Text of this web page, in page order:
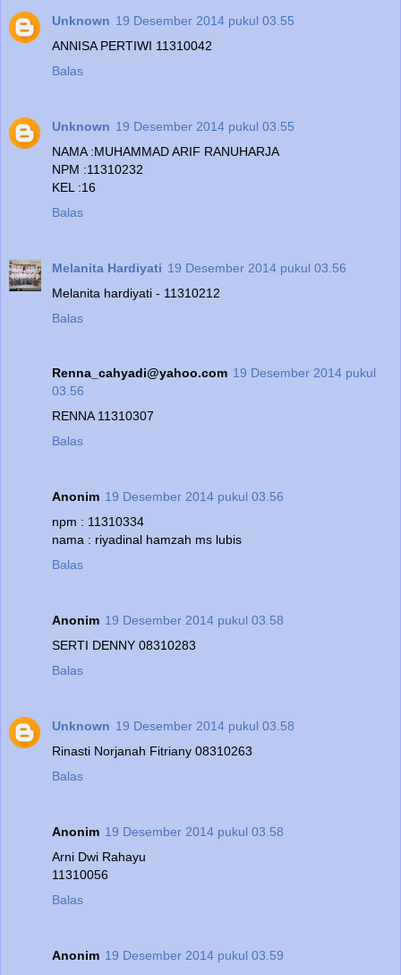
Unknown 19 Desember 2014 pukul 03.55
ANNISA PERTIWI 11310042
Balas
Unknown 19 Desember 2014 pukul 03.55
NAMA :MUHAMMAD ARIF RANUHARJA
NPM :11310232
KEL :16
Balas
Melanita Hardiyati 19 Desember 2014 pukul 03.56
Melanita hardiyati - 11310212
Balas
Renna_cahyadi@yahoo.com 19 Desember 2014 pukul
03.56
RENNA 11310307
Balas
Anonim 19 Desember 2014 pukul 03.56
npm : 11310334
nama : riyadinal hamzah ms lubis
Balas
Anonim 19 Desember 2014 pukul 03.58
SERTI DENNY 08310283
Balas
Unknown 19 Desember 2014 pukul 03.58
Rinasti Norjanah Fitriany 08310263
Balas
Anonim 19 Desember 2014 pukul 03.58
Arni Dwi Rahayu
11310056
Balas
Anonim 19 Desember 2014 pukul 03.59